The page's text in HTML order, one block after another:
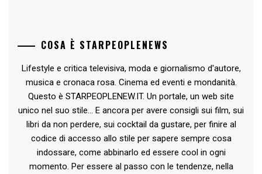
COSA È STARPEOPLENEWS
Lifestyle e critica televisiva, moda e giornalismo d'autore,
musica e cronaca rosa. Cinema ed eventi e mondanità.
Questo è STARPEOPLENEW.IT. Un portale, un web site
unico nel suo stile... E ancora per avere consigli sui film, sui
libri da non perdere, sui cocktail da gustare, per finire al
codice di accesso allo stile per sapere sempre cosa
indossare, come abbinarlo ed essere cool in ogni
momento. Per essere al passo con le tendenze, nella